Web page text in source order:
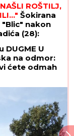
ROŠTILJ,
Šokirana
"Blic" nakon
(28):
DUGME U
na odmor:
ćete odmah